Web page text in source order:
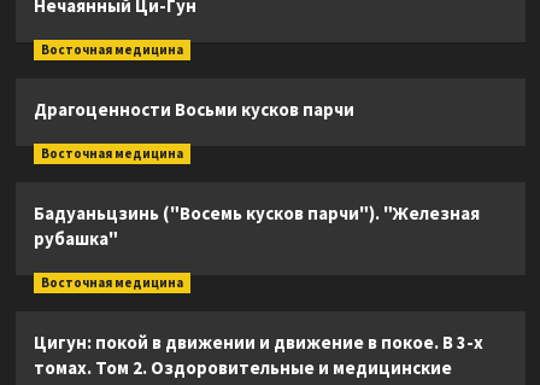
Нечаянный Ци-Гун
Восточная медицина
Драгоценности Восьми кусков парчи
Восточная медицина
Бадуаньцзинь ("Восемь кусков парчи"). "Железная
рубашка"
Восточная медицина
Цигун: покой в движении и движение в покое. В 3-х
томах. Том 2. Оздоровительные и медицинские